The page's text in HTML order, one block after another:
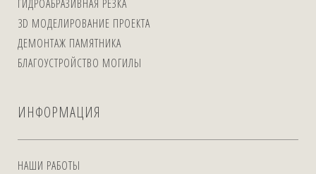
ГИДРОАБРАЗИВНАЯ РЕЗКА
3D МОДЕЛИРОВАНИЕ ПРОЕКТА
ДЕМОНТАЖ ПАМЯТНИКА
БЛАГОУСТРОЙСТВО МОГИЛЫ
ИНФОРМАЦИЯ
НАШИ РАБОТЫ